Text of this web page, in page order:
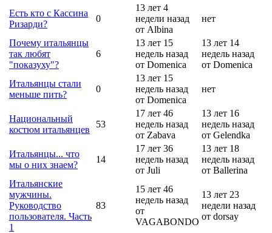
Есть кто с Кассина
Ризарди?
0
13 лет 4
недели назад
от Albina
нет
Почему итальянцы
так любят
"показуху"?
6
13 лет 15
недель назад
от Domenica
13 лет 14
недель назад
от Domenica
Итальянцы стали
меньше пить?
0
13 лет 15
недель назад
от Domenica
нет
Национальный
костюм итальянцев
53
17 лет 46
недель назад
от Zabava
13 лет 16
недель назад
от Gelendka
Итальянцы... что
мы о них знаем?
14
17 лет 36
недель назад
от Juli
13 лет 18
недель назад
от Ballerina
Итальянские
мужчины.
Руководство
пользователя. Часть
1
83
15 лет 46
недель назад
от
VAGABONDO
13 лет 23
недели назад
от dorsay